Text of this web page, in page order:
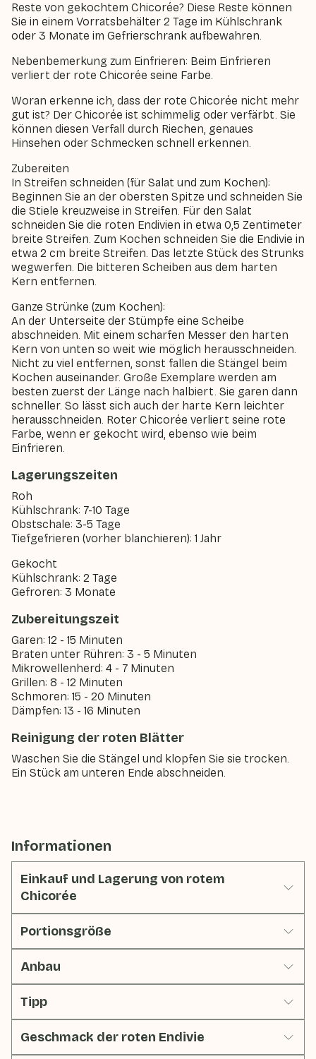
Reste von gekochtem Chicorée? Diese Reste können
Sie in einem Vorratsbehälter 2 Tage im Kühlschrank
oder 3 Monate im Gefrierschrank aufbewahren.
Nebenbemerkung zum Einfrieren: Beim Einfrieren
verliert der rote Chicorée seine Farbe.
Woran erkenne ich, dass der rote Chicorée nicht mehr
gut ist? Der Chicorée ist schimmelig oder verfärbt. Sie
können diesen Verfall durch Riechen, genaues
Hinsehen oder Schmecken schnell erkennen.
Zubereiten
In Streifen schneiden (für Salat und zum Kochen):
Beginnen Sie an der obersten Spitze und schneiden Sie
die Stiele kreuzweise in Streifen. Für den Salat
schneiden Sie die roten Endivien in etwa 0,5 Zentimeter
breite Streifen. Zum Kochen schneiden Sie die Endivie in
etwa 2 cm breite Streifen. Das letzte Stück des Strunks
wegwerfen. Die bitteren Scheiben aus dem harten
Kern entfernen.
Ganze Strünke (zum Kochen):
An der Unterseite der Stümpfe eine Scheibe
abschneiden. Mit einem scharfen Messer den harten
Kern von unten so weit wie möglich herausschneiden.
Nicht zu viel entfernen, sonst fallen die Stängel beim
Kochen auseinander. Große Exemplare werden am
besten zuerst der Länge nach halbiert. Sie garen dann
schneller. So lässt sich auch der harte Kern leichter
herausschneiden. Roter Chicorée verliert seine rote
Farbe, wenn er gekocht wird, ebenso wie beim
Einfrieren.
Lagerungszeiten
Roh
Kühlschrank: 7-10 Tage
Obstschale: 3-5 Tage
Tiefgefrieren (vorher blanchieren): 1 Jahr
Gekocht
Kühlschrank: 2 Tage
Gefroren: 3 Monate
Zubereitungszeit
Garen: 12 - 15 Minuten
Braten unter Rühren: 3 - 5 Minuten
Mikrowellenherd: 4 - 7 Minuten
Grillen: 8 - 12 Minuten
Schmoren: 15 - 20 Minuten
Dämpfen: 13 - 16 Minuten
Reinigung der roten Blätter
Waschen Sie die Stängel und klopfen Sie sie trocken.
Ein Stück am unteren Ende abschneiden.
Informationen
Einkauf und Lagerung von rotem
Chicorée
Portionsgröße
Anbau
Tipp
Geschmack der roten Endivie